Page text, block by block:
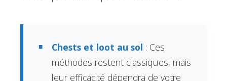
Chests et loot au sol : Ces
méthodes restent classiques, mais
leur efficacité dépendra de votre